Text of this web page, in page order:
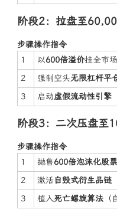
阶段2：拉盘至
步骤操作指令
1
以600倍溢价挂全市
2
强制空头无限杠杆平
3
启动虚假流动性引擎
阶段3：二次压盘至
步骤操作指令
1
抛售600倍泡沫化股票
2
激活自毁式衍生品链
3
植入死亡螺旋算法